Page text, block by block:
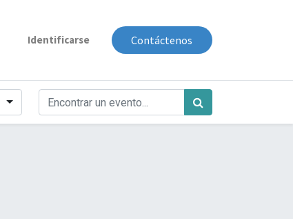
Identificarse Contáctenos